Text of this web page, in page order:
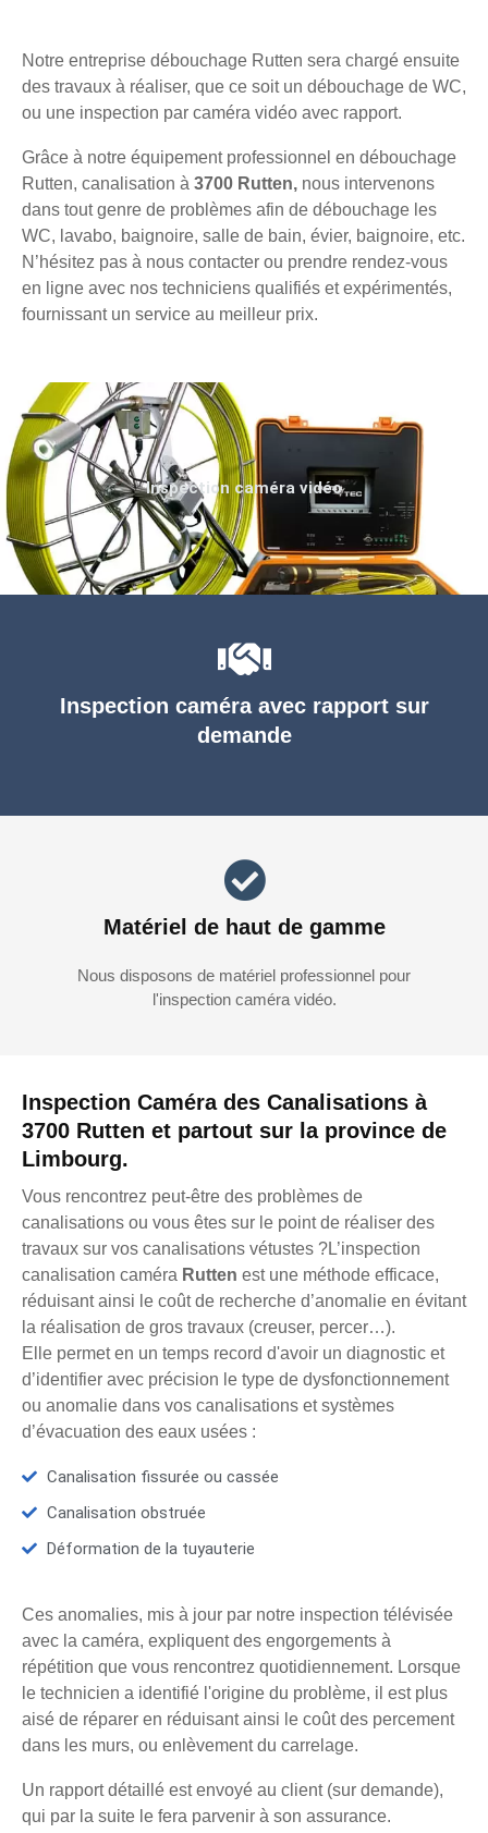
Notre entreprise débouchage Rutten sera chargé ensuite
des travaux à réaliser, que ce soit un débouchage de WC,
ou une inspection par caméra vidéo avec rapport.
Grâce à notre équipement professionnel en débouchage
Rutten, canalisation à 3700 Rutten, nous intervenons
dans tout genre de problèmes afin de débouchage les
WC, lavabo, baignoire, salle de bain, évier, baignoire, etc.
N’hésitez pas à nous contacter ou prendre rendez-vous
en ligne avec nos techniciens qualifiés et expérimentés,
fournissant un service au meilleur prix.
Inspection Caméra des Canalisations à
3700 Rutten et partout sur la province de
Limbourg.
Vous rencontrez peut-être des problèmes de
canalisations ou vous êtes sur le point de réaliser des
travaux sur vos canalisations vétustes ?L’inspection
canalisation caméra Rutten est une méthode efficace,
réduisant ainsi le coût de recherche d’anomalie en évitant
la réalisation de gros travaux (creuser, percer…).
Elle permet en un temps record d'avoir un diagnostic et
d’identifier avec précision le type de dysfonctionnement
ou anomalie dans vos canalisations et systèmes
d’évacuation des eaux usées :
Canalisation fissurée ou cassée
Canalisation obstruée
Déformation de la tuyauterie
Ces anomalies, mis à jour par notre inspection télévisée
avec la caméra, expliquent des engorgements à
répétition que vous rencontrez quotidiennement. Lorsque
le technicien a identifié l'origine du problème, il est plus
aisé de réparer en réduisant ainsi le coût des percement
dans les murs, ou enlèvement du carrelage.
Un rapport détaillé est envoyé au client (sur demande),
qui par la suite le fera parvenir à son assurance.
Inspection caméra avec rapport sur
demande
Matériel de haut de gamme
Nous disposons de matériel professionnel pour
l'inspection caméra vidéo.
Inspection caméra vidéo